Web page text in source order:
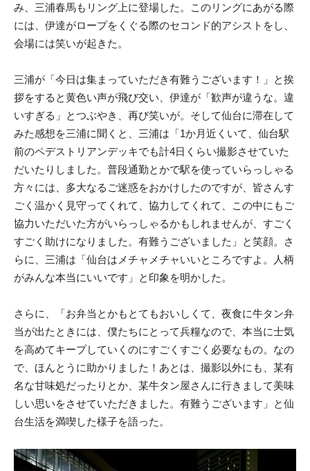
み、三浦春馬もリング上に登場した。このリングにあがる際
には、伊達がロープをくぐる際のセコンド的アシストをし、
会場には笑いが起きた。
三浦が「今日は集まっていただき有難うございます！」と挨
拶をすると黄色い声が飛び交い、伊達が「歓声が違うな。違
いすぎる」とつぶやき、再び笑いが。そして仙台に滞在して
みた感想を三浦に聞くと、三浦は「1か月近くいて、仙台駅
前のペデストリアンデッキでも計4日くらい撮影させていた
だいたりしました。普段通勤とかで駅を使っていらっしゃる
方々には、多大なるご迷惑をおかけしたのですが、皆さんす
ごく温かく見守ってくれて、協力してくれて、この中にもご
協力いただいた方がいらっしゃるかもしれませんが、すごく
すごく助けになりました。有難うございました」と笑顔。さ
らに、三浦は「仙台はメチャメチャいいところですよ。人柄
がみんな本当にいいです」と印象を明かした。
さらに、「お弁当とかもとてもおいしくて、夜食に牛タン弁
当が出たときには、僕たちにとって兵糧なので、本当に士気
を高めてキープしていくのにすごくすごく必要なもの。なの
で、ほんとうに助かりました！あとは、撮影以外にも、某有
名な甘味処だったりとか、某牛タン屋さんに行きまして美味
しい思いをさせていただきました。有難うございます」と仙
台生活を満喫した様子を語った。